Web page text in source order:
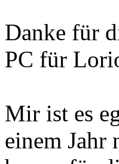
Danke für
PC für
Mir ist es
einem Jahr